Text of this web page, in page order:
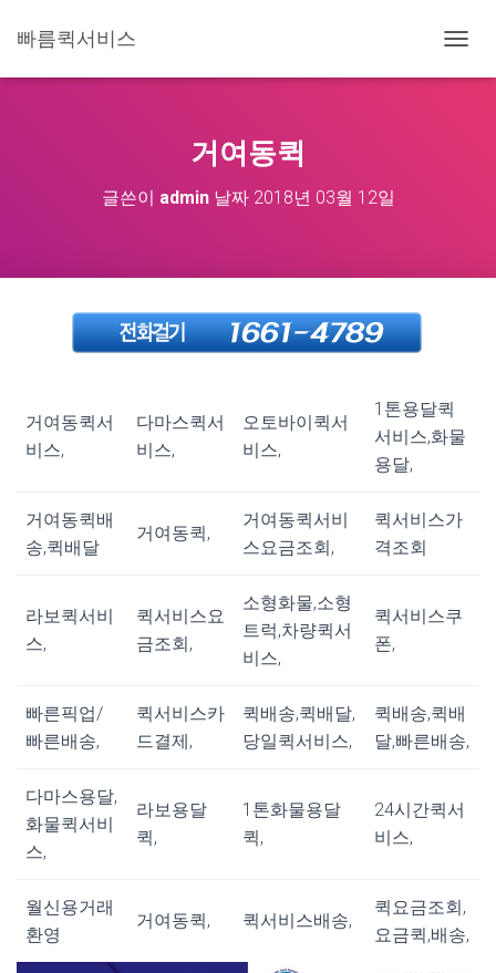
빠름퀵서비스
비
거여동퀵
글쓴이 admin날짜 2018년 03월 12일
거여동퀵서
비스,
다마스퀵서
비스,
오토바이퀵서
비스,
1톤용달퀵
서비스,화물
용달,
거여동퀵배
송,퀵배달
거여동퀵,
거여동퀵서비
스요금조회,
퀵서비스가
격조회
라보퀵서비
스,
퀵서비스요
금조회,
소형화물,소형
트럭,차량퀵서
비스,
퀵서비스쿠
폰,
빠른픽업/
빠른배송,
퀵서비스카
드결제,
퀵배송,퀵배달,
당일퀵서비스,
퀵배송,퀵배
달,빠른배송,
다마스용달,
화물퀵서비
스,
라보용달
퀵,
1톤화물용달
퀵,
24시간퀵서
비스,
월신용거래
환영
거여동퀵, 퀵서비스배송,
퀵요금조회,
요금퀵,배송,